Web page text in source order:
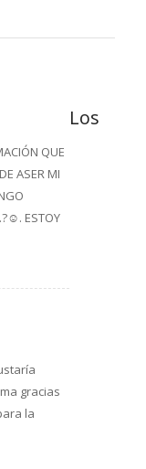
QUE
ASER MI
ESTOY
gracias
la
Los